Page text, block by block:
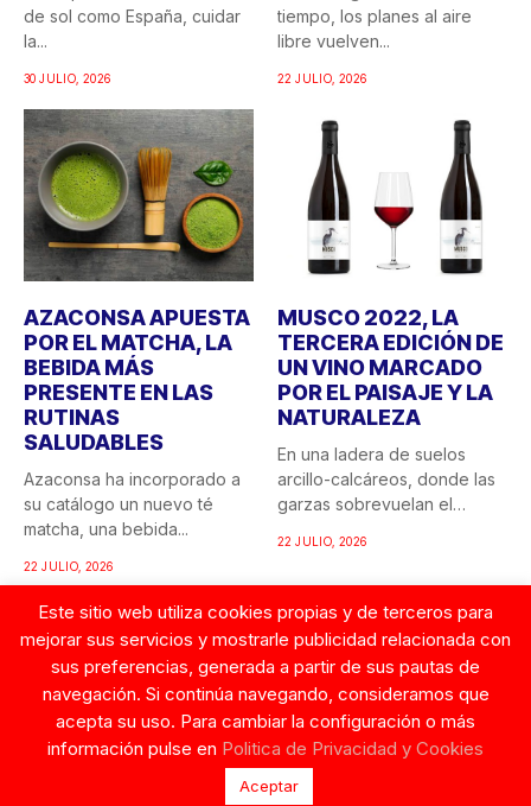
de sol como España, cuidar
la...
30 JULIO, 2026
tiempo, los planes al aire
libre vuelven...
22 JULIO, 2026
AZACONSA APUESTA
POR EL MATCHA, LA
BEBIDA MÁS
PRESENTE EN LAS
RUTINAS
SALUDABLES
Azaconsa ha incorporado a
su catálogo un nuevo té
matcha, una bebida...
22 JULIO, 2026
MUSCO 2022, LA
TERCERA EDICIÓN DE
UN VINO MARCADO
POR EL PAISAJE Y LA
NATURALEZA
En una ladera de suelos
arcillo-calcáreos, donde las
garzas sobrevuelan el
22 JULIO, 2026
© Copyright 2026. Tentaciones de Mujer.
Contacto
Este sitio web utiliza cookies propias y de terceros para
mejorar sus servicios y mostrarle publicidad relacionada con
sus preferencias, generada a partir de sus pautas de
navegación. Si continúa navegando, consideramos que
acepta su uso. Para cambiar la configuración o más
información pulse en Politica de Privacidad y Cookies
Aceptar